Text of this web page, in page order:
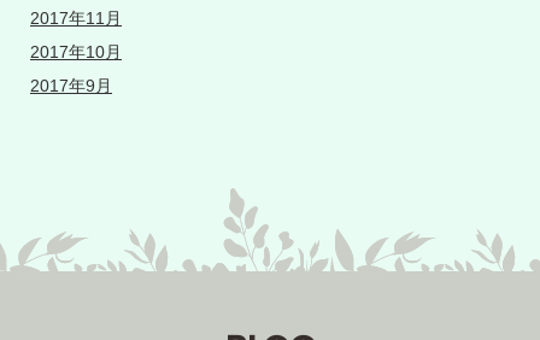
2017年11月
2017年10月
2017年9月